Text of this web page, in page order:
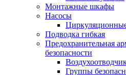
Монтажные шкафы
Насосы
Подводка гибкая
Предохранительная
безопасности
Группы